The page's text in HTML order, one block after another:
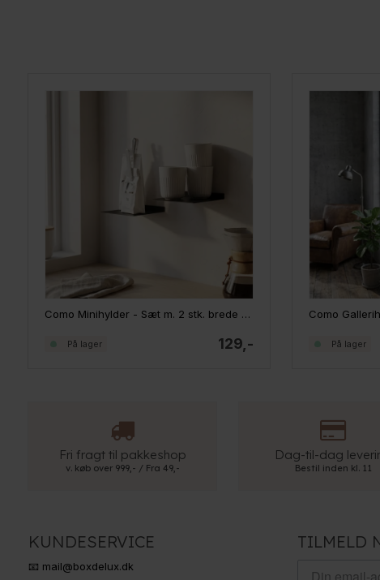
Como Minihylder - Sæt m. 2 stk. brede - Sort
129,-
På lager
Como
På lager
Fri fragt til pakkeshop
v. køb over 999,- / Fra 49,-
Dag-til-dag
Bestil inden kl. 11
KUNDESERVICE
📧 mail@boxdelux.dk
TILMELD